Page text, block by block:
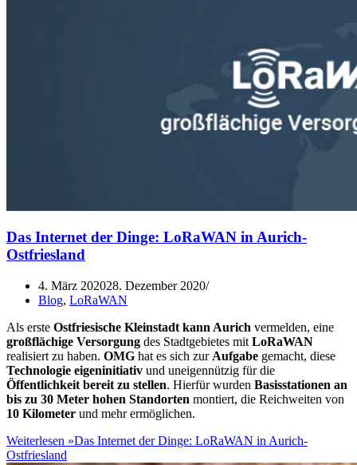
Das Internet der Dinge: LoRaWAN in Aurich-
Ostfriesland
4. März 202028. Dezember 2020
Blog, LoRaWAN
Als erste Ostfriesische Kleinstadt kann Aurich vermelden, eine
großflächige Versorgung des Stadtgebietes mit LoRaWAN
realisiert zu haben. OMG hat es sich zur Aufgabe gemacht, diese
Technologie eigeninitiativ und uneigennützig für die
Öffentlichkeit bereit zu stellen. Hierfür wurden Basisstationen an
bis zu 30 Meter hohen Standorten montiert, die Reichweiten von
10 Kilometer und mehr ermöglichen.
Weiterlesen »Das Internet der Dinge: LoRaWAN in Aurich-
Ostfriesland